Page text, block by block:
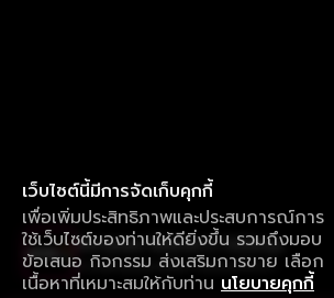
เว็บไซต์นี้มีการจัดเก็บคุกกี้
เพื่อเพิ่มประสิทธิภาพและประสบการณ์การ
ใช้เว็บไซต์ของท่านให้ดียิ่งขึ้น รวมถึงมอบ
ข้อเสนอ กิจกรรม ส่งเสริมการขาย เลือก
เนื้อหาที่เหมาะสมให้กับท่าน นโยบายคุกกี้
ใช้งานแอป ลื่นไหลกว่า ไม่มีสะดุด
ดาวน์โหลดแอปเพื่อการรับชมที่ดีกว่า